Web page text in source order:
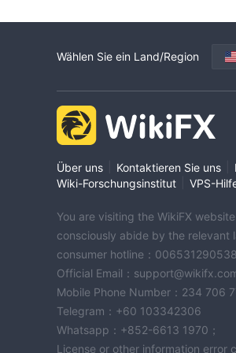
Wählen Sie ein Land/Region
Über uns Kontaktieren Sie uns
Wiki-Forschungsinstitut
VPS-
You are visiting the WikiFX
consciously abide by the relevant
consumer hotline：006531290538
Official Email：
Mobile Phone Number：234 706
Telegram：+60 103342306
Whatsapp：+852-6613 1970；
License or other information error